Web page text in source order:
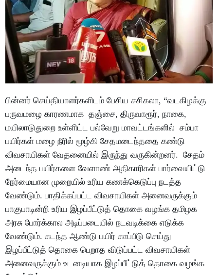
பின்னர் செய்தியாளர்களிடம் பேசிய சசிகலா, “வடகிழக்கு
பருவமழை காரணமாக தஞ்சை, திருவாரூர், நாகை,
மயிலாடுதுறை உள்ளிட்ட பல்வேறு மாவட்டங்களில் சம்பா
பயிர்கள் மழை நீரில் மூழ்கி சேதமடைந்ததை கண்டு
விவசாயிகள் வேதனையில் இருந்து வருகின்றனர். சேதம்
அடைந்த பயிர்களை வேளாண் அதிகாரிகள் பார்வையிட்டு
நேர்மையான முறையில் உரிய கணக்கெடுப்பு நடத்த
வேண்டும். பாதிக்கப்பட்ட விவசாயிகள் அனைவருக்கும்
பாகுபாடின்றி உரிய இழப்பீட்டுத் தொகை வழங்க தமிழக
அரசு போர்க்கால அடிப்படையில் நடவடிக்கை எடுக்க
வேண்டும். கடந்த ஆண்டு பயிர் காப்பீடு செய்து
இழப்பீட்டுத் தொகை பெறாத விடுப்பட்ட விவசாயிகள்
அனைவருக்கும் உடனடியாக இழப்பீட்டுத் தொகை வழங்க